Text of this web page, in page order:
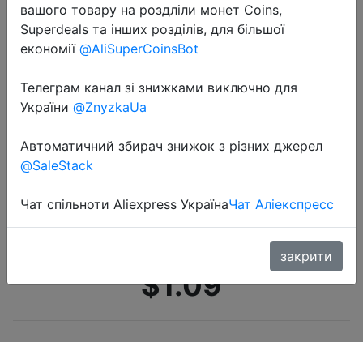
2020-07-09
для удаления волос, триммер для
бровей, Женская бритва для лица,
бровей, косметический нож для
бровей, три…
$1.09
вашого товару на роздліли монет Coins,
Superdeals та інших розділів, для більшої
економії @AliSuperCoinsBot
Телеграм канал зі знижками виключно для
України @ZnyzkaUa
Автоматичний збирач знижок з різних джерел
@SaleStack
Чат спільноти Aliexpress УкраїнаЧат Аліекспресс
закрити